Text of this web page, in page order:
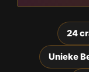
24
Unieke